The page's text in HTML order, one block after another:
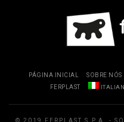
PÁGINA INICIAL SOBRE NÓS
FERPLAST